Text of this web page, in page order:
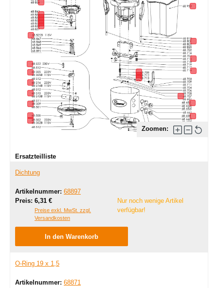
Zoomen:
Ersatzteilliste
Dichtung
Artikelnummer: 68897
Preis: Regulärer Preis:
6,31 €
Preise exkl. MwSt. zzgl.
Versandkosten
Nur noch wenige Artikel
verfügbar!
In den Warenkorb
O-Ring 19 x 1,5
Artikelnummer: 68871